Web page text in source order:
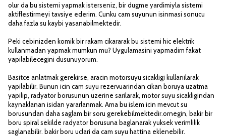
olur da bu sistemi yapmak isterseniz, bir dugme yardimiyla sistemi
aktiflestirmeyi tavsiye ederim. Cunku cam suyunun isinmasi sonucu
daha fazla su kaybi yasanabilmektedir.
Peki cebinizden komik bir rakam cikararak bu sistemi hic elektrik
kullanmadan yapmak mumkun mu? Uygulamasini yapmadim fakat
yapilabilecegini dusunuyorum.
Basitce anlatmak gerekirse, aracin motorsuyu sicakligi kullanilarak
yapilabilir. Bunun icin cam suyu rezervuarindan cikan boruya uzatma
yapilip, radyator borusunun uzerine sarilarak, motor suyu sicakligindan
kaynaklanan isidan yararlanmak. Ama bu islem icin mevcut su
borusundan daha saglam bir soru gerekebilmektedir.ornegin, bakir bir
boru spiral sekilde radyator borusuna baglanarak yuksek verimlilik
saglanabilir. bakir boru uclari da cam suyu hattina eklenebilir.